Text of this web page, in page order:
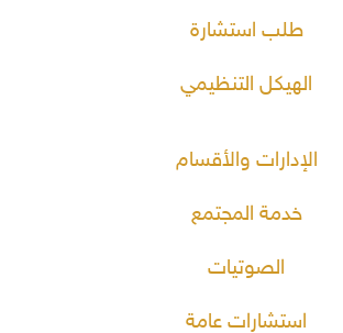
طلب استشارة
الهيكل التنظيمي
الإدارات والأقسام
خدمة المجتمع
الصوتيات
استشارات عامة